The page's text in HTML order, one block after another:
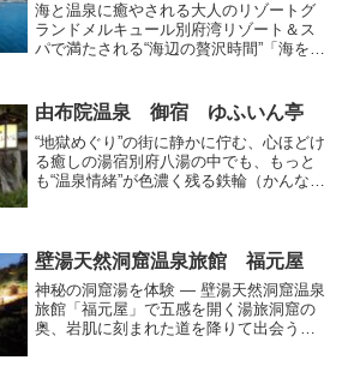
海と温泉に癒やされる大人のリゾートグ
ランドメルキュール別府湾リゾート＆ス
パで満たされる“海辺の贅沢時間”「海を眺
事もゆったり楽しみたい」そんな旅の理
想を叶えてくれる、癒...
由布院温泉 御宿 ゆふいん亭
“地獄めぐり”の街に静かに佇む、心ほどけ
る癒しの湯宿別府八湯の中でも、もっと
も“温泉情緒”が色濃く残る鉄輪（かんな
温泉の中で、ひとき...
壁湯天然洞窟温泉旅館 福元屋
神秘の洞窟湯を体験 ― 壁湯天然洞窟温泉
旅館「福元屋」で五感を開く湯旅洞窟の
奥、岩肌に刻まれた道を降りて出会う